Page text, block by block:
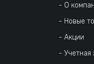
- О
- Новые
- Акции
- Учетная